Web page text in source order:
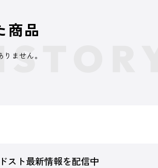
商品
ません。
スト最新情報を配信中